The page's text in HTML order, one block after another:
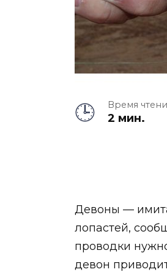
Время
2 мин.
Девоны —
лопастей,
проводки
девон